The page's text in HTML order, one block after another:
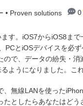
• Proven solutions 0
す。iOS7からiOS8ま
PCとiOSデバイスを必
で、データの紛失・
ようになりました。
無線LANを使った
としたらあなたはどう